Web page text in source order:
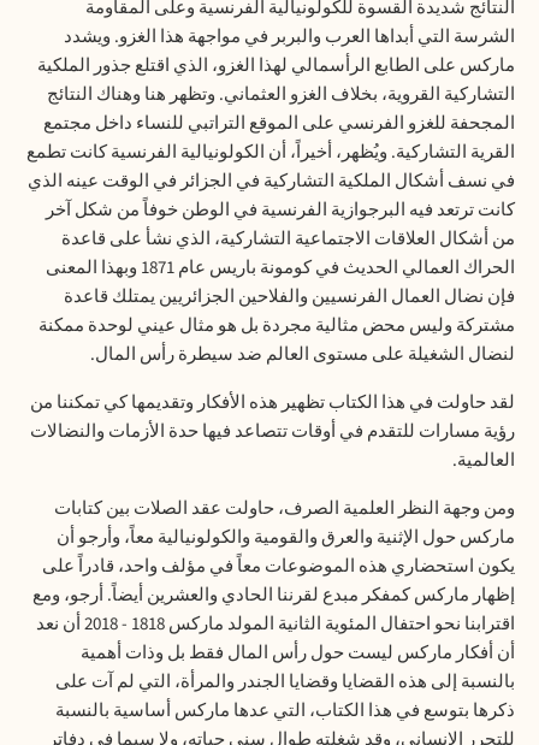
النتائج شديدة القسوة للكولونيالية الفرنسية وعلى المقاومة
الشرسة التي أبداها العرب والبربر في مواجهة هذا الغزو. ويشدد
ماركس على الطابع الرأسمالي لهذا الغزو، الذي اقتلع جذور الملكية
التشاركية القروية، بخلاف الغزو العثماني. وتظهر هنا وهناك النتائج
المجحفة للغزو الفرنسي على الموقع التراتبي للنساء داخل مجتمع
القرية التشاركية. ويُظهر، أخيراً، أن الكولونيالية الفرنسية كانت تطمع
في نسف أشكال الملكية التشاركية في الجزائر في الوقت عينه الذي
كانت ترتعد فيه البرجوازية الفرنسية في الوطن خوفاً من شكل آخر
من أشكال العلاقات الاجتماعية التشاركية، الذي نشأ على قاعدة
الحراك العمالي الحديث في كومونة باريس عام1871 وبهذا المعنى
فإن نضال العمال الفرنسيين والفلاحين الجزائريين يمتلك قاعدة
مشتركة وليس محض مثالية مجردة بل هو مثال عيني لوحدة ممكنة
لنضال الشغيلة على مستوى العالم ضد سيطرة رأس المال.
لقد حاولت في هذا الكتاب تظهير هذه الأفكار وتقديمها كي تمكننا من
رؤية مسارات للتقدم في أوقات تتصاعد فيها حدة الأزمات والنضالات
العالمية.
ومن وجهة النظر العلمية الصرف، حاولت عقد الصلات بين كتابات
ماركس حول الإثنية والعرق والقومية والكولونيالية معاً، وأرجو أن
يكون استحضاري هذه الموضوعات معاً في مؤلف واحد، قادراً على
إظهار ماركس كمفكر مبدع لقرننا الحادي والعشرين أيضاً. أرجو، ومع
اقترابنا نحو احتفال المئوية الثانية المولد ماركس1818 - 2018
أن نعد
أن أفكار ماركس ليست حول رأس المال فقط بل وذات أهمية
بالنسبة إلى هذه القضايا وقضايا الجندر والمرأة، التي لم آت على
ذكرها بتوسع في هذا الكتاب، التي عدها ماركس أساسية بالنسبة
للتحرر الإنساني، وقد شغلته طوال سني حياته، ولا سيما في دفاتر